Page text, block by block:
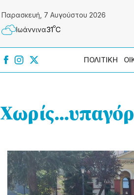
Παρασκευή, 7 Αυγούστου 2026
Ιωάννɩνα31ºC
ΠΟΛΙΤΙΚΗ